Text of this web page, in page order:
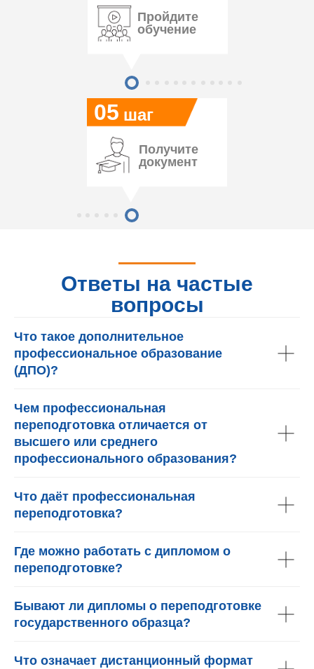
05 шаг
Пройдите
обучение
Получите
документ
Ответы на частые
вопросы
Что такое дополнительное
профессиональное образование
(ДПО)?
Чем профессиональная
переподготовка отличается от
высшего или среднего
профессионального образования?
Что даёт профессиональная
переподготовка?
Где можно работать с дипломом о
переподготовке?
Бывают ли дипломы о переподготовке
государственного образца?
Что означает дистанционный формат